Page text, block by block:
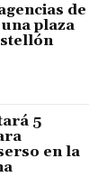
de
plaza
5
en la